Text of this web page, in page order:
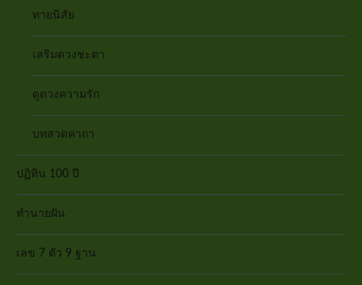
ทายนิสัย
เสริมดวงชะตา
ดูดวงความรัก
บทสวดคาถา
ปฏิทิน 100 ปี
ทำนายฝัน
เลข 7 ตัว 9 ฐาน